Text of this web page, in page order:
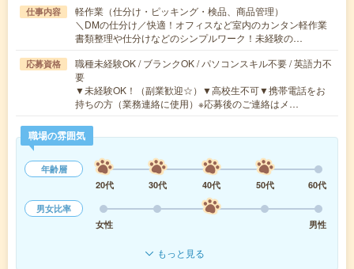
仕事内容
軽作業（仕分け・ピッキング・検品、商品管理）
＼DMの仕分け／快適！オフィスなど室内のカンタン軽作業
書類整理や仕分けなどのシンプルワーク！未経験の…
応募資格
職種未経験OK / ブランクOK / パソコンスキル不要 / 英語力不
要
▼未経験OK！（副業歓迎☆）▼高校生不可▼携帯電話をお
持ちの方（業務連絡に使用）※応募後のご連絡はメ…
職場の雰囲気
年齢層
20代
30代 40代 50代
60代
男女比率
女性
男性
もっと見る